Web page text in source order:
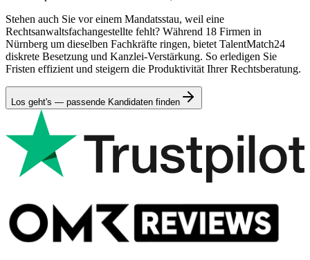
Stehen auch Sie vor einem Mandatsstau, weil eine
Rechtsanwaltsfachangestellte fehlt? Während 18 Firmen in
Nürnberg um dieselben Fachkräfte ringen, bietet TalentMatch24
diskrete Besetzung und Kanzlei-Verstärkung. So erledigen Sie
Fristen effizient und steigern die Produktivität Ihrer Rechtsberatung.
Los geht's — passende Kandidaten finden